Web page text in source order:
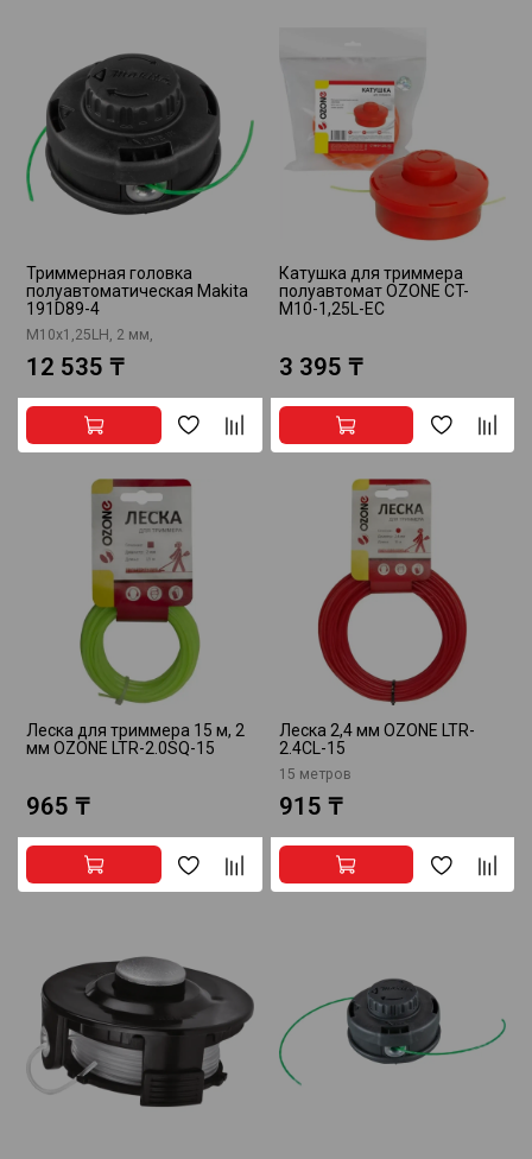
Триммерная головка
полуавтоматическая Makita
191D89-4
М10х1,25LH, 2 мм,
12 535 ₸
Катушка для триммера
полуавтомат OZONE CT-
M10-1,25L-EC
3 395 ₸
Леска для триммера 15 м, 2
мм OZONE LTR-2.0SQ-15
965 ₸
Леска 2,4 мм OZONE LTR-
2.4CL-15
15 метров
915 ₸